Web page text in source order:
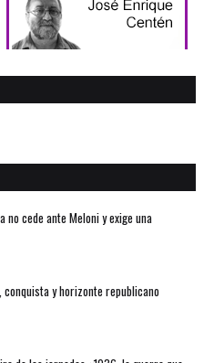
no cede ante Meloni y exige una
conquista y horizonte republicano